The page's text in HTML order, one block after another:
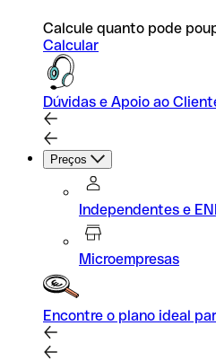
Calcule quanto pode
Calcular
Dúvidas e Apoio ao
Preços
Independentes e ENI
Microempresas
Encontre o plano ideal